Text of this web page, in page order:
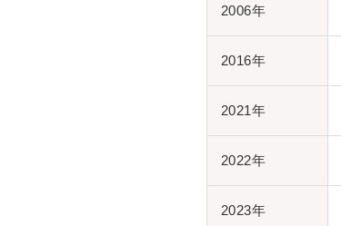
2006年
2016年
2021年
2022年
2023年